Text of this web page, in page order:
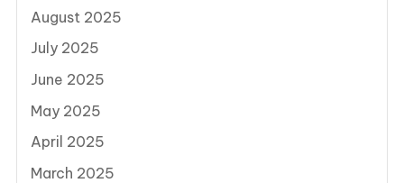
August 2025
July 2025
June 2025
May 2025
April 2025
March 2025